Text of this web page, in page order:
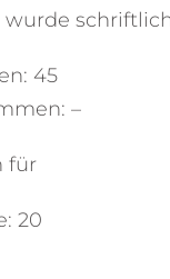
wurde
45
–
für
20